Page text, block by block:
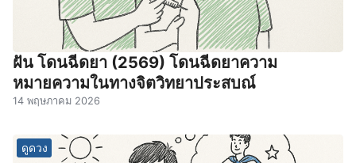
ฝัน โดนฉีดยา (2569) โดนฉีดยาความ
หมายความในทางจิตวิทยาประสบณ์
14 พฤษภาคม 2026
ดูดวง